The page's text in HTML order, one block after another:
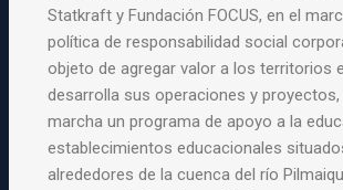
Statkraft y Fundación FOCUS, en el
política de responsabilidad social
objeto de agregar valor a los territorios
desarrolla sus operaciones y proyectos,
marcha un programa de apoyo a la
establecimientos educacionales
alrededores de la cuenca del río